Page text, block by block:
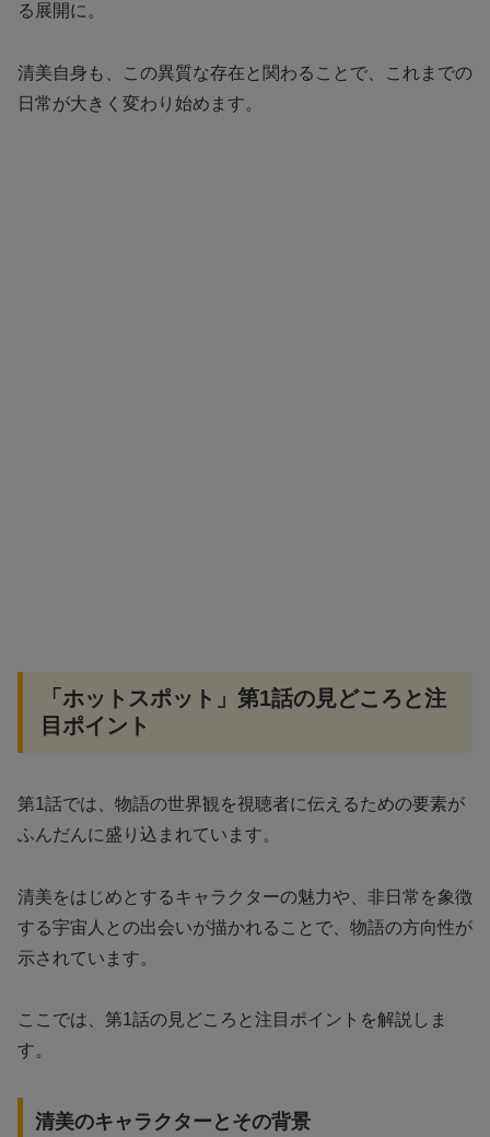
る展開に。
清美自身も、この異質な存在と関わることで、これまでの
日常が大きく変わり始めます。
「ホットスポット」第1話の見どころと注
目ポイント
第1話では、物語の世界観を視聴者に伝えるための要素が
ふんだんに盛り込まれています。
清美をはじめとするキャラクターの魅力や、非日常を象徴
する宇宙人との出会いが描かれることで、物語の方向性が
示されています。
ここでは、第1話の見どころと注目ポイントを解説しま
す。
清美のキャラクターとその背景